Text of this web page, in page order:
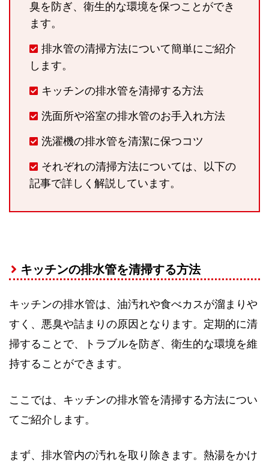
臭を防ぎ、衛生的な環境を保つことができ
ます。
排水管の清掃方法について簡単にご紹介
します。
キッチンの排水管を清掃する方法
洗面所や浴室の排水管のお手入れ方法
洗濯機の排水管を清潔に保つコツ
それぞれの清掃方法については、以下の
記事で詳しく解説しています。
キッチンの排水管を清掃する方法
キッチンの排水管は、油汚れや食べカスが溜まりや
すく、悪臭や詰まりの原因となります。定期的に清
掃することで、トラブルを防ぎ、衛生的な環境を維
持することができます。
ここでは、キッチンの排水管を清掃する方法につい
てご紹介します。
まず、排水管内の汚れを取り除きます。熱湯をかけ